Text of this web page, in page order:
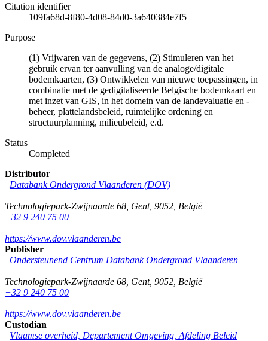
Citation identifier
109fa68d-8f80-4d08-84d0-3a640384e7f5
Purpose
(1) Vrijwaren van de gegevens, (2) Stimuleren van het
gebruik ervan ter aanvulling van de analoge/digitale
bodemkaarten, (3) Ontwikkelen van nieuwe toepassingen, in
combinatie met de gedigitaliseerde Belgische bodemkaart en
met inzet van GIS, in het domein van de landevaluatie en -
beheer, plattelandsbeleid, ruimtelijke ordening en
structuurplanning, milieubeleid, e.d.
Status
Completed
Distributor
Databank Ondergrond Vlaanderen (DOV)
Technologiepark-Zwijnaarde 68 Gent, 9052 België
+32 9 240 75 00
https://www.dov.vlaanderen.be
Publisher
Ondersteunend Centrum Databank Ondergrond Vlaanderen
Technologiepark-Zwijnaarde 68 Gent, 9052 België
+32 9 240 75 00
https://www.dov.vlaanderen.be
Custodian
Vlaamse overheid, Departement Omgeving, Afdeling Beleid